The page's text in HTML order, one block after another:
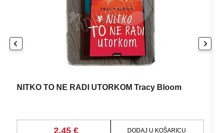
NITKO TO NE RADI UTORKOM Tracy Bloom
2,45 € DODAJ U KOŠARICU